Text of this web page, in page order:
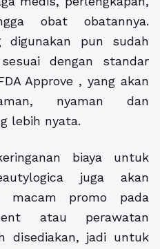
obat obatannya.
digunakan pun sudah
dengan standar
Approve , yang akan
nyaman dan
lebih nyata.
biaya untuk
juga akan
macam promo pada
atau perawatan
disediakan, jadi untuk